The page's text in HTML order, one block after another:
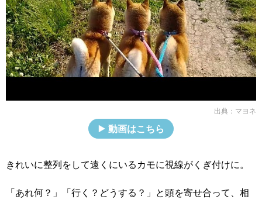
出典： マヨネ
動画はこちら
きれいに整列をして遠くにいるカモに視線がくぎ付けに。
「あれ何？」「行く？どうする？」と頭を寄せ合って、相